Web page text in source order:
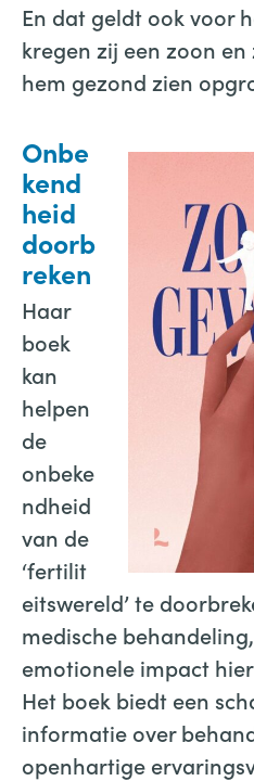
En dat geldt ook voor
kregen zij een zoon
hem gezond zien
Onbe
kend
heid
doorb
reken
Haar
boek
kan
helpen
de
onbeke
ndheid
van de
‘fertilit
eitswereld’ te
medische
emotionele impact
Het boek biedt een
informatie over
openhartige